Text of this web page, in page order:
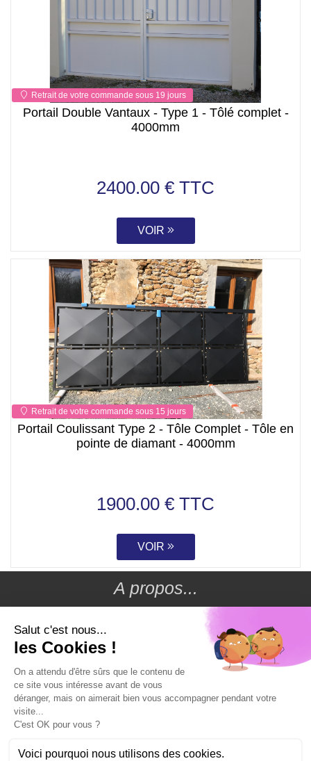
Retrait de votre commande sous 19 jours
Portail Double Vantaux - Type 1 - Tôlé complet -
4000mm
2400.00 € TTC
VOIR
Retrait de votre commande sous 15 jours
Portail Coulissant Type 2 - Tôle Complet - Tôle en
pointe de diamant - 4000mm
1900.00 € TTC
VOIR
A propos...
Conditions générales de vente
Moyens de paiement
Nous contacter
Mentions légales
Mon compte